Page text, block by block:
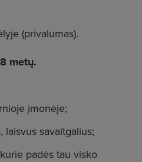
įmonėje;
savaitgalius;
padės tau visko
(privalumas).
metų.